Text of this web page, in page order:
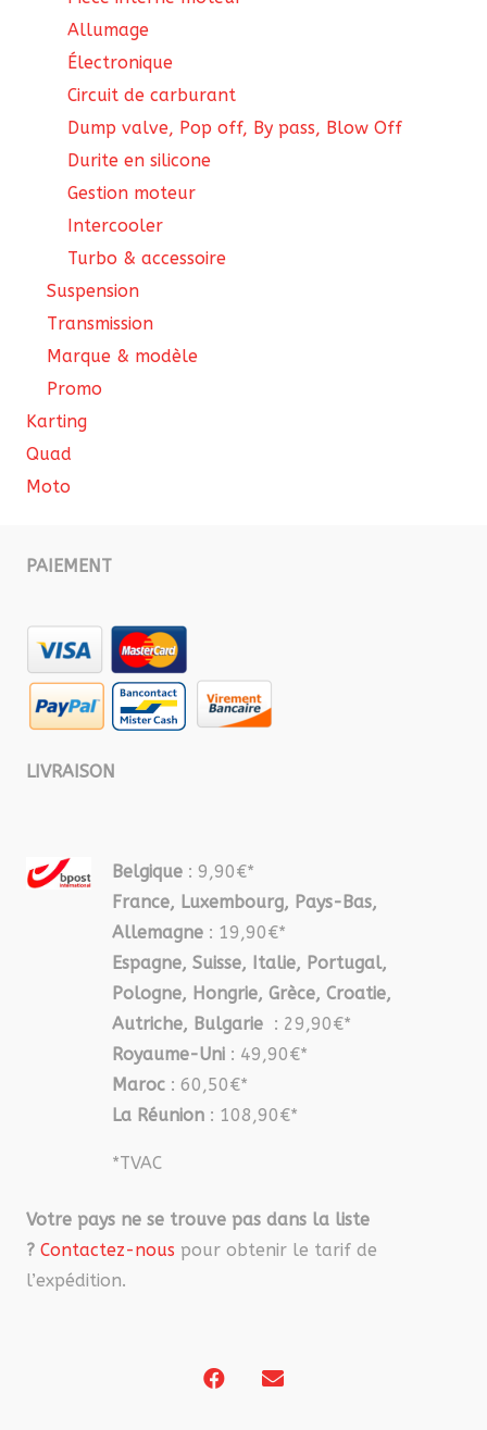
Allumage
Électronique
Circuit de carburant
Dump valve, Pop off, By pass, Blow Off
Durite en silicone
Gestion moteur
Intercooler
Turbo & accessoire
Suspension
Transmission
Marque & modèle
Promo
Karting
Quad
Moto
PAIEMENT
LIVRAISON
Belgique : 9,90€*
France, Luxembourg, Pays-Bas,
Allemagne : 19,90€*
Espagne, Suisse, Italie, Portugal,
Pologne, Hongrie, Grèce, Croatie,
Autriche, Bulgarie : 29,90€*
Royaume-Uni : 49,90€*
Maroc : 60,50€*
La Réunion : 108,90€*
*TVAC
Votre pays ne se trouve pas dans la liste
? Contactez-nous pour obtenir le tarif de
l’expédition.